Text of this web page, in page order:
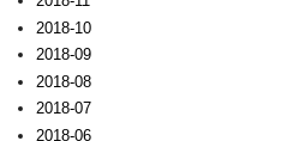
2018-10
2018-09
2018-08
2018-07
2018-06